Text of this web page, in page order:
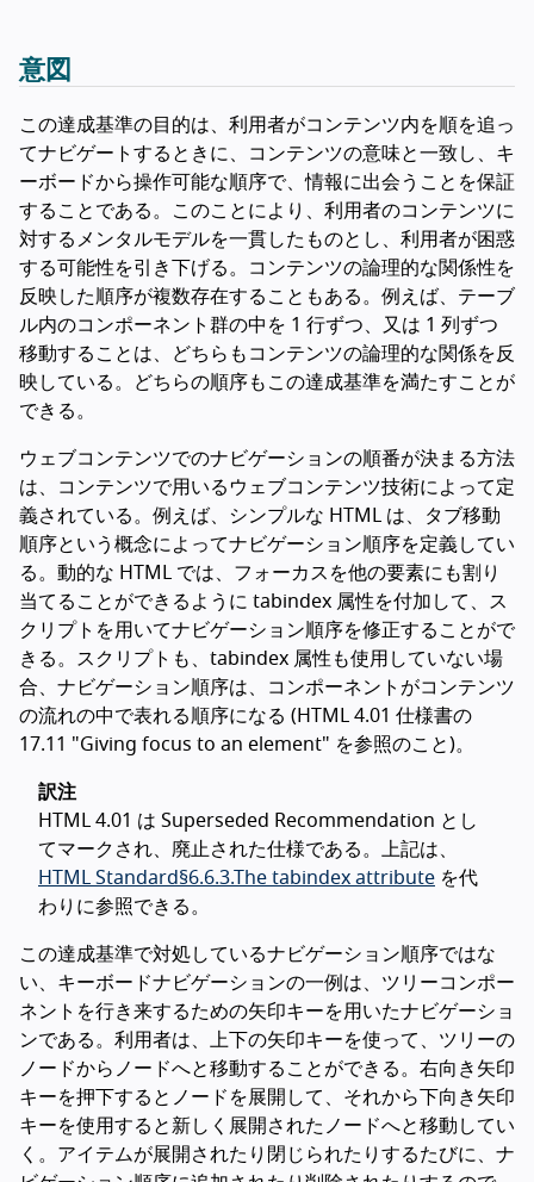
意図
この達成基準の目的は、利用者がコンテンツ内を順を追っ
てナビゲートするときに、コンテンツの意味と一致し、キ
ーボードから操作可能な順序で、情報に出会うことを保証
することである。このことにより、利用者のコンテンツに
対するメンタルモデルを一貫したものとし、利用者が困惑
する可能性を引き下げる。コンテンツの論理的な関係性を
反映した順序が複数存在することもある。例えば、テーブ
ル内のコンポーネント群の中を 1 行ずつ、又は 1 列ずつ
移動することは、どちらもコンテンツの論理的な関係を反
映している。どちらの順序もこの達成基準を満たすことが
できる。
ウェブコンテンツでのナビゲーションの順番が決まる方法
は、コンテンツで用いるウェブコンテンツ技術によって定
義されている。例えば、シンプルな HTML は、タブ移動
順序という概念によってナビゲーション順序を定義してい
る。動的な HTML では、フォーカスを他の要素にも割り
当てることができるように tabindex 属性を付加して、ス
クリプトを用いてナビゲーション順序を修正することがで
きる。スクリプトも、tabindex 属性も使用していない場
合、ナビゲーション順序は、コンポーネントがコンテンツ
の流れの中で表れる順序になる (HTML 4.01 仕様書の
17.11 "Giving focus to an element" を参照のこと)。
訳注
HTML 4.01 は Superseded Recommendation とし
てマークされ、廃止された仕様である。上記は、
HTML Standard§6.6.3.The tabindex attribute を代
わりに参照できる。
この達成基準で対処しているナビゲーション順序ではな
い、キーボードナビゲーションの一例は、ツリーコンポー
ネントを行き来するための矢印キーを用いたナビゲーショ
ンである。利用者は、上下の矢印キーを使って、ツリーの
ノードからノードへと移動することができる。右向き矢印
キーを押下するとノードを展開して、それから下向き矢印
キーを使用すると新しく展開されたノードへと移動してい
く。アイテムが展開されたり閉じられたりするたびに、ナ